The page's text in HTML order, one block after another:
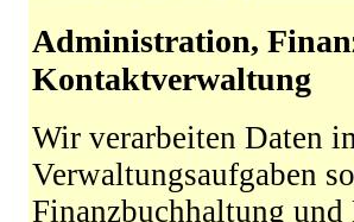
Administration,
Kontaktverwaltung
Wir verarbeiten Daten
Verwaltungsaufgaben
Finanzbuchhaltung